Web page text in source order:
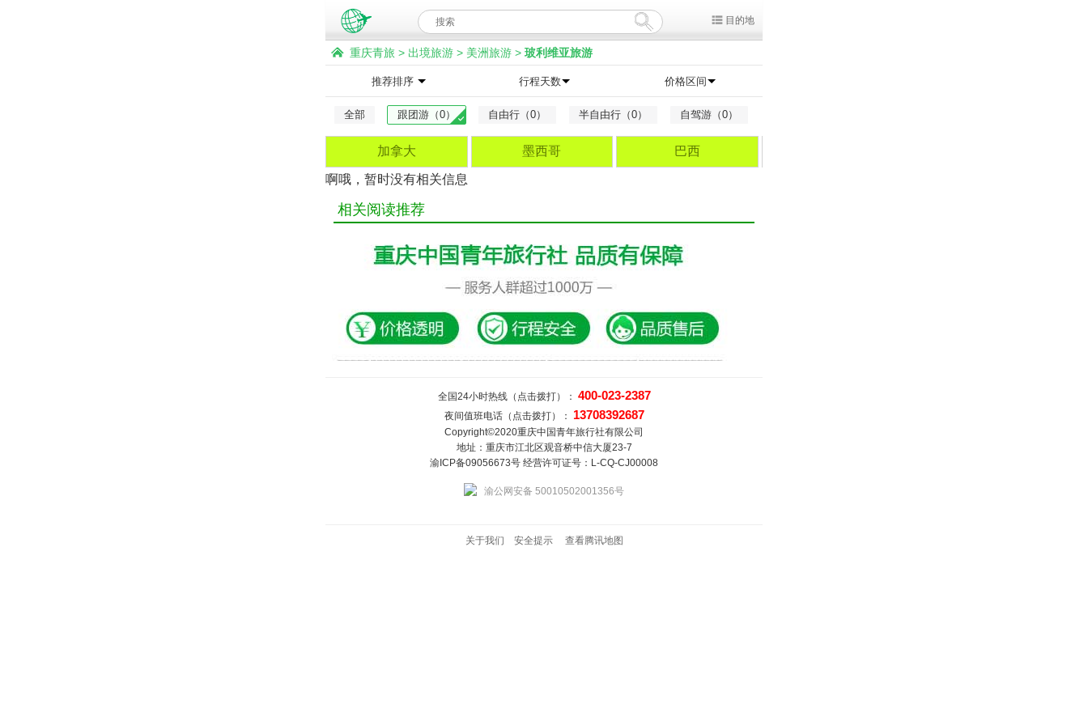
目的地
重庆青旅 > 出境旅游 > 美洲旅游 > 玻利维亚旅游
推荐排序 行程天数 价格区间
全部 跟团游（0） 自由行（0） 半自由行（0） 自驾游（0）
加拿大 墨西哥 巴西
啊哦，暂时没有相关信息
相关阅读推荐
全国24小时热线（点击拨打）： 400-023-2387
夜间值班电话（点击拨打）： 13708392687
Copyright©2020重庆中国青年旅行社有限公司
地址：重庆市江北区观音桥中信大厦23-7
渝ICP备09056673号 经营许可证号：L-CQ-CJ00008
渝公网安备 50010502001356号
关于我们 安全提示 查看腾讯地图